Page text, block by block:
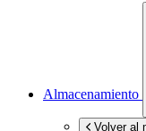
Almacenamiento
Volver al